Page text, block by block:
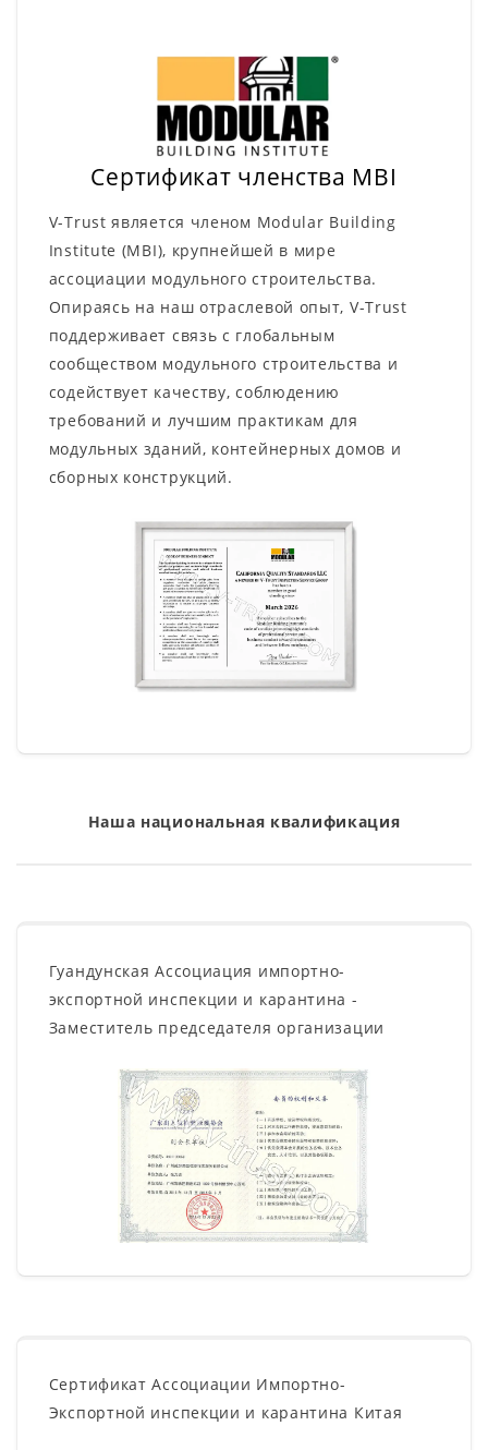
Сертификат членства MBI
V-Trust является членом Modular Building
Institute (MBI), крупнейшей в мире
ассоциации модульного строительства.
Опираясь на наш отраслевой опыт, V-Trust
поддерживает связь с глобальным
сообществом модульного строительства и
содействует качеству, соблюдению
требований и лучшим практикам для
модульных зданий, контейнерных домов и
сборных конструкций.
Наша национальная квалификация
Гуандунская Ассоциация импортно-
экспортной инспекции и карантина -
Заместитель председателя организации
Сертификат Ассоциации Импортно-
Экспортной инспекции и карантина Китая